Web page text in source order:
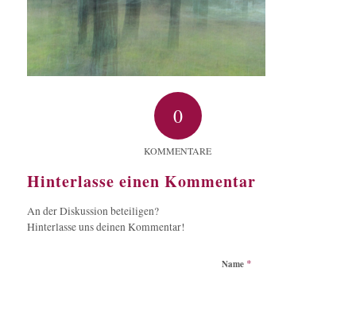
0
KOMMENTARE
Hinterlasse einen Kommentar
An der Diskussion beteiligen?
Hinterlasse uns deinen Kommentar!
Name *